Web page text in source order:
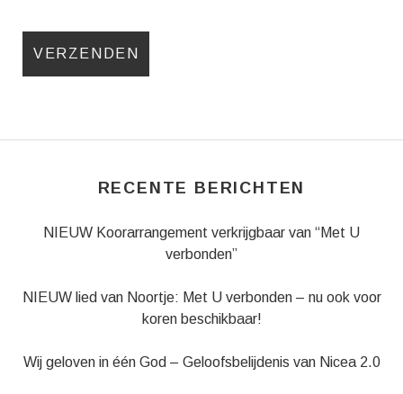
RECENTE BERICHTEN
NIEUW Koorarrangement verkrijgbaar van “Met U
verbonden”
NIEUW lied van Noortje: Met U verbonden – nu ook voor
koren beschikbaar!
Wij geloven in één God – Geloofsbelijdenis van Nicea 2.0